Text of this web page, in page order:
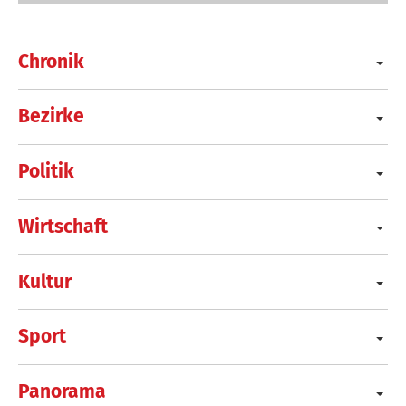
Chronik
Bezirke
Politik
Wirtschaft
Kultur
Sport
Panorama